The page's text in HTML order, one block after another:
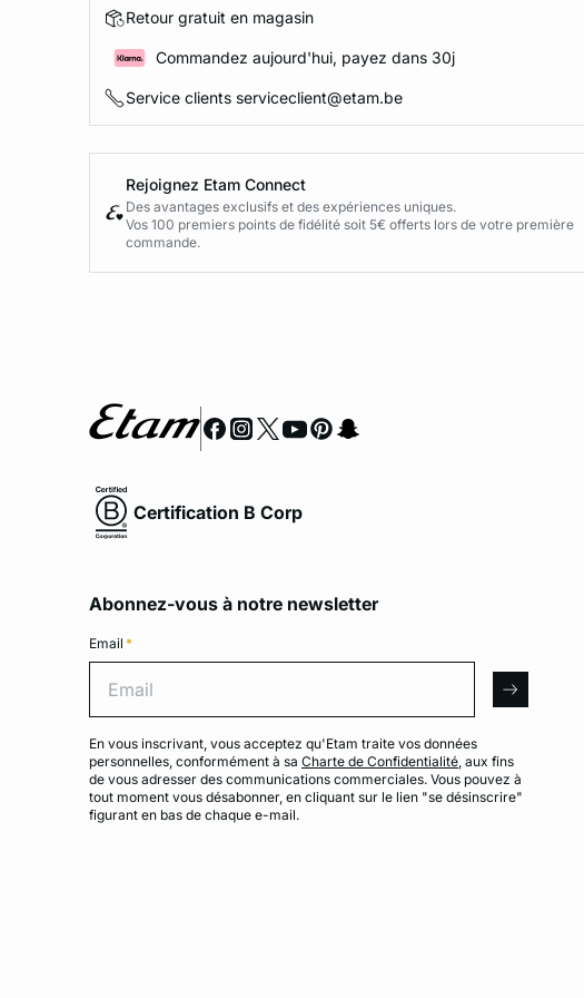
Retour gratuit en magasin
Commandez aujourd'hui, payez dans 30j
Service clients serviceclient@etam.be
Rejoignez Etam Connect
Des avantages exclusifs et des expériences uniques.
Vos 100 premiers points de fidélité soit 5€ offerts lors de votre première
commande.​
Certification B Corp
Abonnez-vous à notre newsletter
Email *
arrow
En vous inscrivant, vous acceptez qu'Etam traite vos données
personnelles, conformément à sa Charte de Confidentialité, aux fins
de vous adresser des communications commerciales. Vous pouvez à
tout moment vous désabonner, en cliquant sur le lien "se désinscrire"
figurant en bas de chaque e-mail.